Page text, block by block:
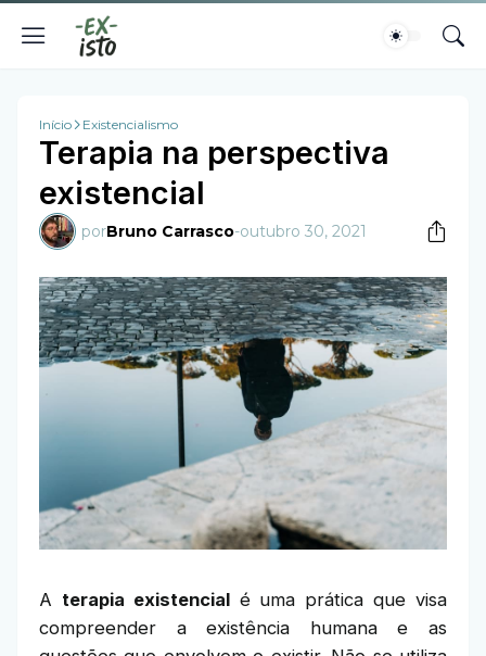
Início Existencialismo
Terapia na perspectiva
existencial
porBruno Carrasco-outubro 30, 2021
A terapia existencialé uma prática que visa
compreender a existência humana e as